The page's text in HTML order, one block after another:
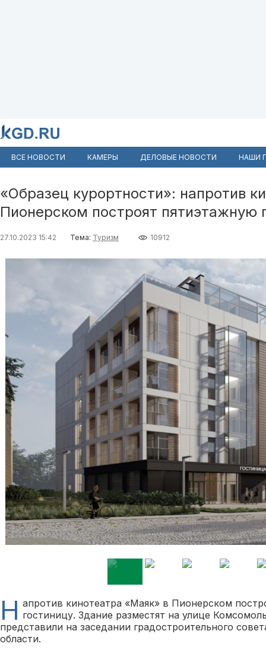
ВСЕ НОВОСТИ КАМЕРЫ ДЕЛОВЫЕ НОВОСТИ НАШИ
«Образец курортности»: напротив
Пионерском построят пятиэтажную
27.10.2023 15:42 Тема: Туризм 10912
Н апротив кинотеатра «Маяк» в Пионерском
гостиницу. Здание разместят на улице
представили на заседании градостроительного
области.